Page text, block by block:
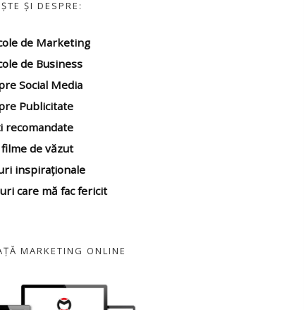
ȘI DESPRE:
de Marketing
de Business
Social Media
Publicitate
recomandate
de văzut
inspiraționale
care mă fac fericit
MARKETING ONLINE